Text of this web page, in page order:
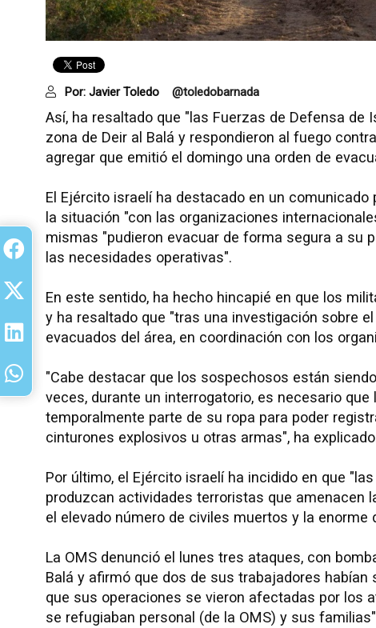
Por: Javier Toledo @toledobarnada
Así, ha resaltado que "las Fuerzas de Defensa
zona de Deir al Balá y respondieron al fuego
agregar que emitió el domingo una orden de
El Ejército israelí ha destacado en un
la situación "con las organizaciones
mismas "pudieron evacuar de forma segura a su
las necesidades operativas".
En este sentido, ha hecho hincapié en que los
y ha resaltado que "tras una investigación sobre
evacuados del área, en coordinación con los
"Cabe destacar que los sospechosos están
veces, durante un interrogatorio, es necesario
temporalmente parte de su ropa para poder
cinturones explosivos u otras armas", ha
Por último, el Ejército israelí ha incidido en que
produzcan actividades terroristas que amenacen
el elevado número de civiles muertos y la
La OMS denunció el lunes tres ataques, con
Balá y afirmó que dos de sus trabajadores
que sus operaciones se vieron afectadas por los
se refugiaban personal (de la OMS) y sus